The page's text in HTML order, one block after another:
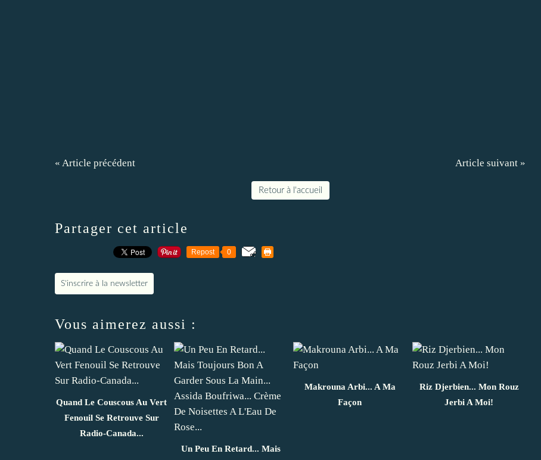
« Article précédent Article suivant »
Retour à l'accueil
Partager cet article
Repost 0
S'inscrire à la newsletter
Vous aimerez aussi :
Quand Le Couscous Au Vert
Fenouil Se Retrouve Sur
Radio-Canada...
Un Peu En Retard... Mais
Makrouna Arbi... A Ma
Façon
Riz Djerbien... Mon Rouz
Jerbi A Moi!